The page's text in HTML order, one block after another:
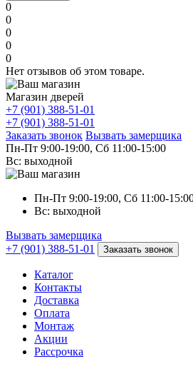
0
0
0
0
0
Нет отзывов об этом товаре.
Магазин дверей
+7 (901) 388-51-01
+7 (901) 388-51-01
Заказать звонок Вызвать замерщика
Пн-Пт 9:00-19:00, Сб 11:00-15:00
Вс: выходной
Пн-Пт 9:00-19:00, Сб 11:00-
Вс: выходной
Вызвать замерщика
+7 (901) 388-51-01
Заказать звонок
Каталог
Контакты
Доставка
Оплата
Монтаж
Акции
Рассрочка